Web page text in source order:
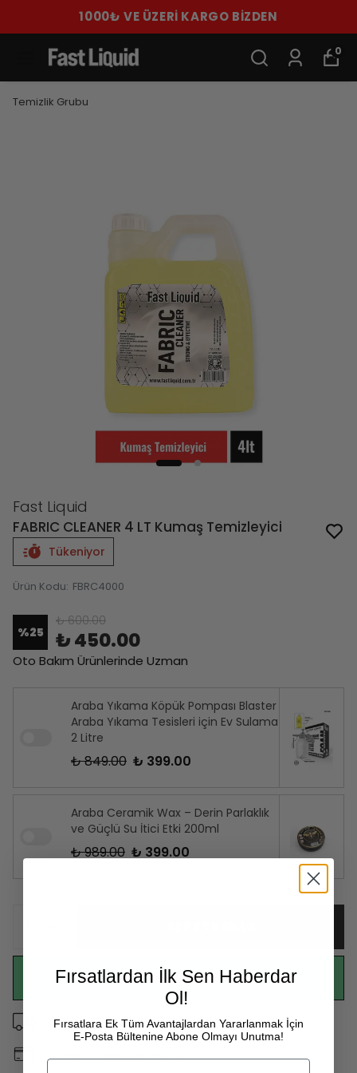
1000₺ VE ÜZERİ KARGO BİZDEN
0
Temizlik Grubu
Fast Liquid
FABRIC CLEANER 4 LT Kumaş Temizleyici
Tükeniyor
Ürün Kodu: FBRC4000
%25
₺ 600.00
₺ 450.00
Oto Bakım Ürünlerinde Uzman
Araba Yıkama Köpük Pompası Blaster
Araba Yıkama Tesisleri için Ev Sulama
2 Litre
₺ 849.00 ₺ 399.00
Araba Ceramik Wax – Derin Parlaklık
ve Güçlü Su İtici Etki 200ml
₺ 989.00 ₺ 399.00
WHATSAPP
499 TL ve Üzeri Kargo Bizden
3D Secure Güvenli Ödeme
Fırsatlardan İlk Sen Haberdar
Ol!
Fırsatlara Ek Tüm Avantajlardan Yararlanmak İçin
E-Posta Bültenine Abone Olmayı Unutma!
Email